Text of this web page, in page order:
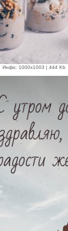
Инфо: 1000х1003 | 444 Kb